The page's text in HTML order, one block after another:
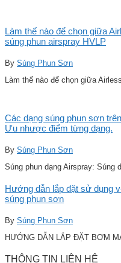
Làm thế nào để chọn giữa
súng phun airspray HVLP
By Súng Phun Sơn
Làm thế nào để chọn giữa
Các dạng súng phun sơn
Ưu nhược điểm từng dạng.
By Súng Phun Sơn
Súng phun dạng Airspray: Súng
Hướng dẫn lắp đặt sử dụng
súng phun sơn
By Súng Phun Sơn
HƯỚNG DẪN LẮP ĐẶT BƠM
THÔNG TIN LIÊN HỆ